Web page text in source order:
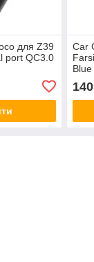
для Z39
port QC3.0
Car
Blue
140